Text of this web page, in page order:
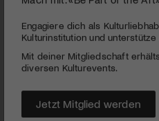
seconds
minutes,
Visions du Réel | Sektion |
PUBLIZIERT AM 31. MÄRZ 2021
Langfilme, die das Publikum
überzeugt haben oder sich im
werden, darunter auch der in
Engagiere dich als
Mit deiner Mitgliedschaft
Jetzt Mitglied werden